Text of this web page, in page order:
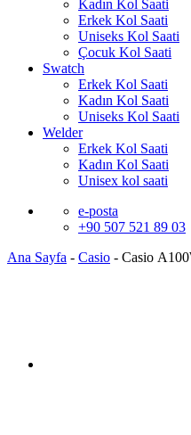
Kadın Kol Saati
Erkek Kol Saati
Uniseks Kol Saati
Çocuk Kol Saati
Swatch
Erkek Kol Saati
Kadın Kol Saati
Uniseks Kol Saati
Welder
Erkek Kol Saati
Kadın Kol Saati
Unisex kol saati
e-posta
+90 507 521 89 03
Ana Sayfa - Casio - Casio